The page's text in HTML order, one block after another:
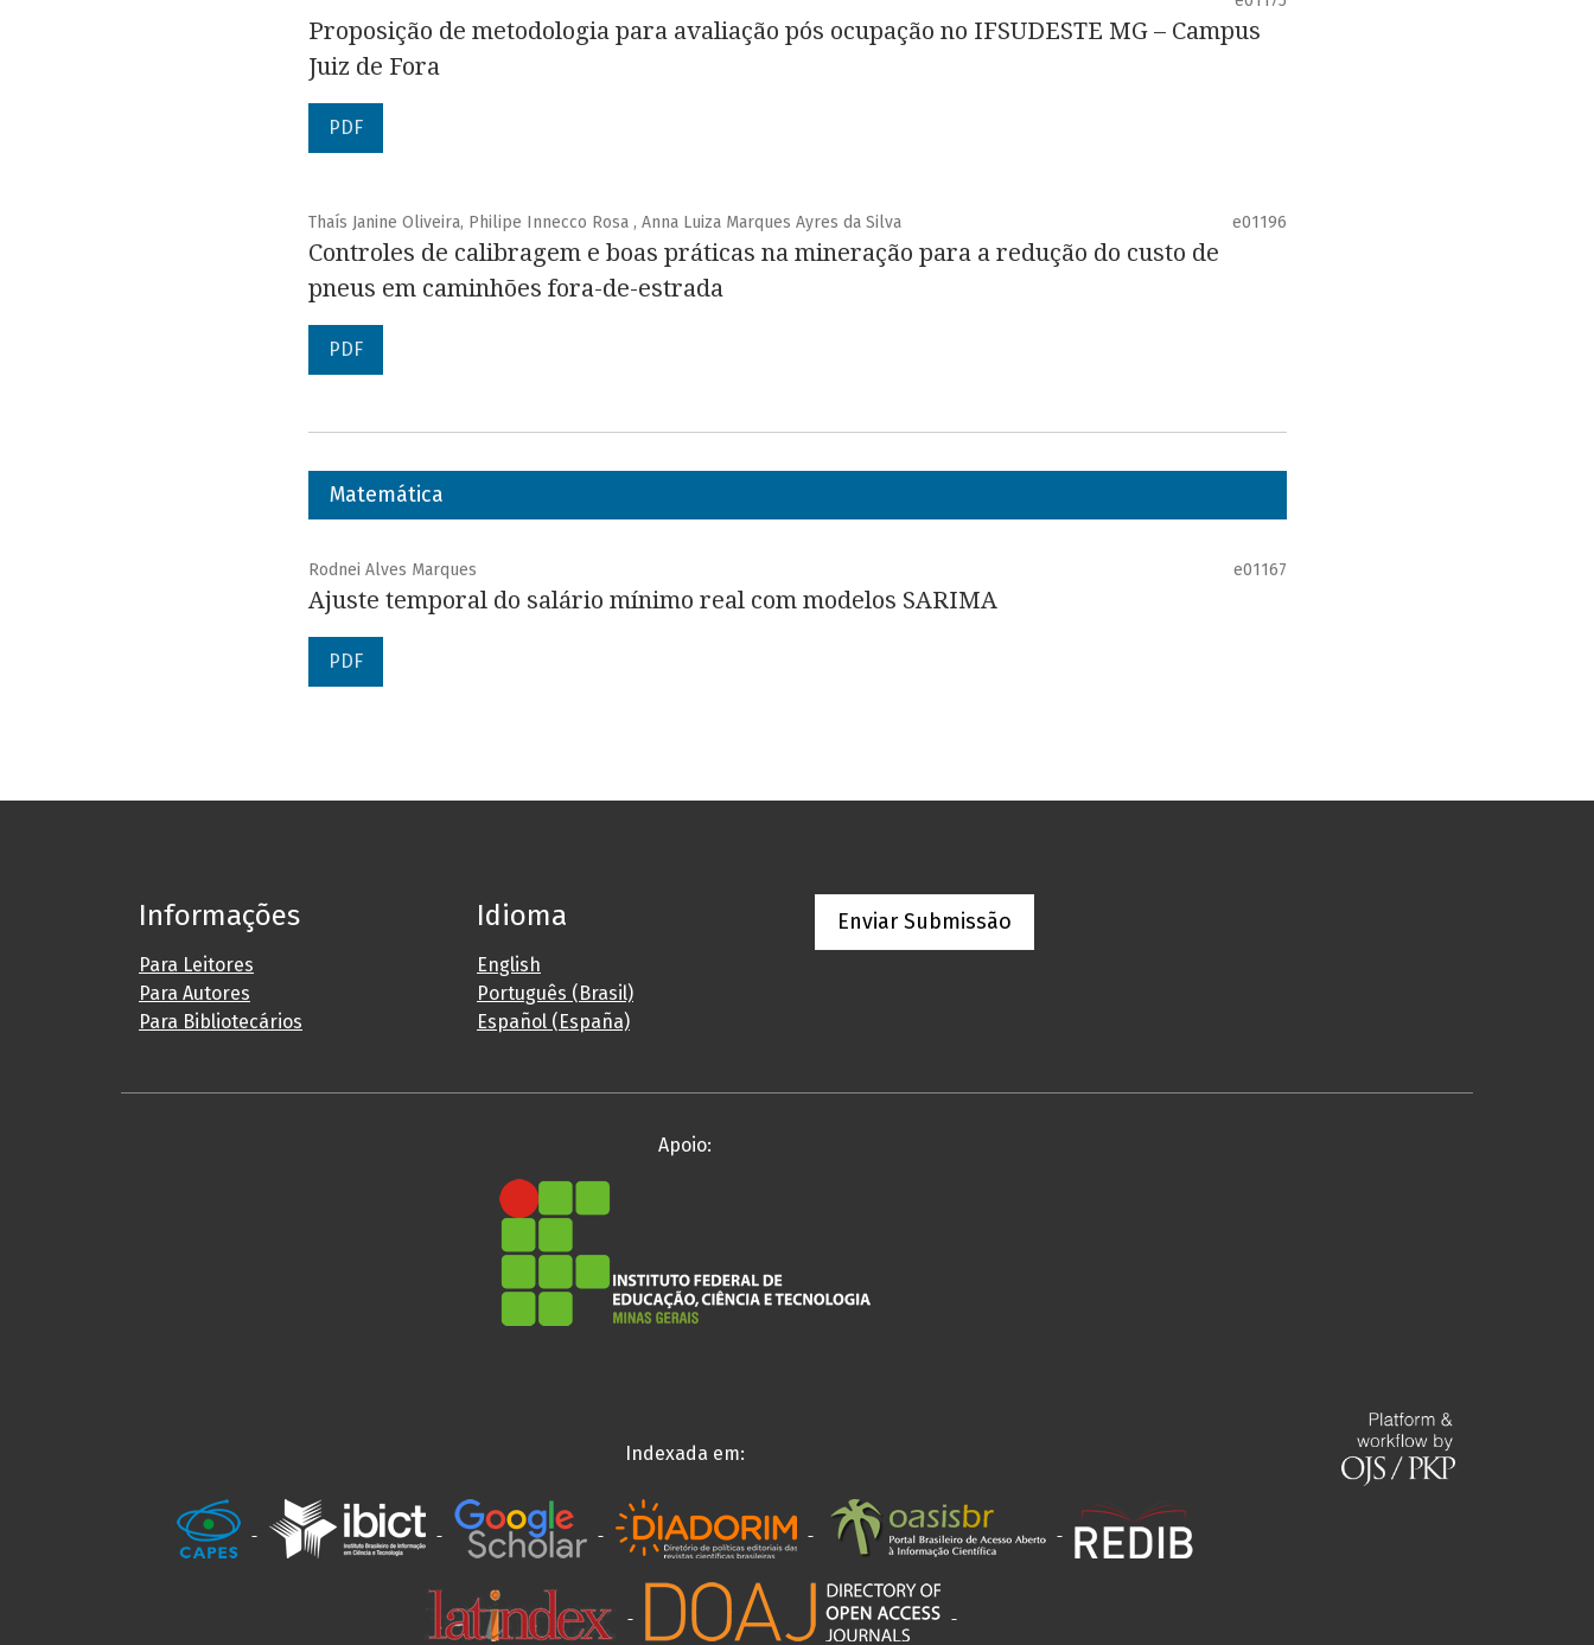
Proposição de metodologia para avaliação pós ocupação no IFSUDESTE MG – Campus
Juiz de Fora
PDF
Thaís Janine Oliveira, Philipe Innecco Rosa , Anna Luiza Marques Ayres da Silva e01196
Controles de calibragem e boas práticas na mineração para a redução do custo de
pneus em caminhões fora-de-estrada
PDF
Matemática
Rodnei Alves Marques e01167
Ajuste temporal do salário mínimo real com modelos SARIMA
PDF
Informações
Para Leitores
Para Autores
Para Bibliotecários
Idioma
English
Português (Brasil)
Español (España)
Enviar Submissão
Apoio:
Indexada em: